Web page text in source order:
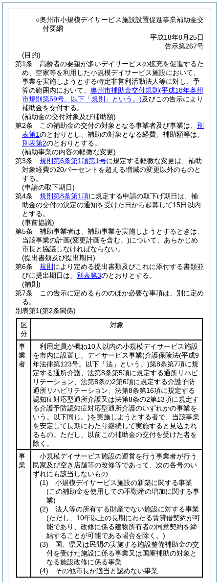
○奥州市小規模デイサービス施設設置促進事業補助金交
付要綱
平成18年8月25日
告示第267号
(目的)
第1条
高齢者の要望が多いデイサービスの拡充を促進するた
め、空家等を利用した小規模デイサービス施設において、
事業を実施しようとする特定非営利活動法人等に対し、予
算の範囲内において、 奥州市補助金交付規則 (平成18年奥州
市規則第59号。以下「規則」という。)及びこの告示により
補助金を交付する。
(補助金の交付対象及び補助額)
第2条
この補助金の交付の対象となる事業者及び事業は、 別
表第1のとおりとし、補助の対象となる経費、補助額等は、
別表第2のとおりとする。
(補助事業の内容の軽微な変更)
第3条
規則第6条第1項第1号に規定する軽微な変更は、補助
対象経費の20パーセントを超える増減の変更以外のものと
する。
(申請の取下期日)
第4条
規則第8条第1項に規定する申請の取下げ期日は、補
助金の交付の決定の通知を受けた日から起算して15日以内
とする。
(事前協議)
第5条
補助事業者は、補助事業を実施しようとするときは、
当該事業の計画(変更計画を含む。)について、あらかじめ
市長と協議しなければならない。
(提出書類及び提出期日)
第6条
規則 により定める提出書類及びこれに添付する書類並
びに提出期日は、 別表第3のとおりとする。
(補則)
第7条
この告示に定めるもののほか必要な事項は、別に定め
る。
別表第1(第2条関係)
区
分
対象
事
業
者
利用定員が概ね10人以内の小規模デイサービス施設
を市内に設置し、デイサービス事業(介護保険法(平成9
年法律第123号。以下「法」という。)第8条第7項に規
定する通所介護、法第8条第5項に規定する通所リハビ
リテーション、法第8条の2第6項に規定する介護予防
通所リハビリテーション、法第8条第16項に規定する
認知症対応型通所介護又は法第8条の2第13項に規定す
る介護予防認知症対応型通所介護のいずれかの事業を
いう。以下同じ。)を実施しようとする者で、当該事業
を安定して長期にわたり継続して実施すると見込まれ
るもの。ただし、以前この補助金の交付を受けた者を
除く。
事
業
小規模デイサービス施設の運営を行う事業者が行う
民家及び空き店舗等の改修等であって、次の各号のい
ずれにも該当しないもの
(1) 小規模デイサービス施設の新築に関する事業
(この補助金を使用しての不動産の増加に関する事
業)
(2) 法人等の所有する財産でない施設に対する事業
(ただし、10年以上の長期にわたる賃貸借契約が可
能であり、改修に係る建物所有者の同意契約を締
結することが可能である場合を除く。)
(3) 国、県又は民間の実施する施設整備補助金の交
付を受けた施設に係る事業又は国庫補助の対象と
なる施設改修に係る事業
(4) その他市長が適当と認めない事業